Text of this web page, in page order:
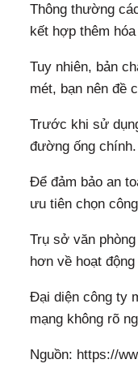
Thông thường
kết hợp thêm
Tuy nhiên, bản
mét, bạn nên đề
Trước khi sử
đường ống
Để đảm bảo an
ưu tiên chọn
Trụ sở văn
hơn về hoạt
Đại diện công ty
mạng không rõ
Nguồn: https://